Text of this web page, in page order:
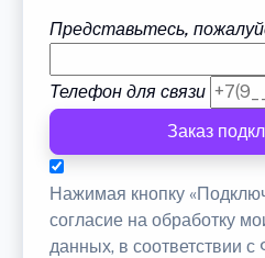
Представьтесь,
Телефон для связи
Заказ
Нажимая кнопку
согласие на обработку
данных, в соответствии